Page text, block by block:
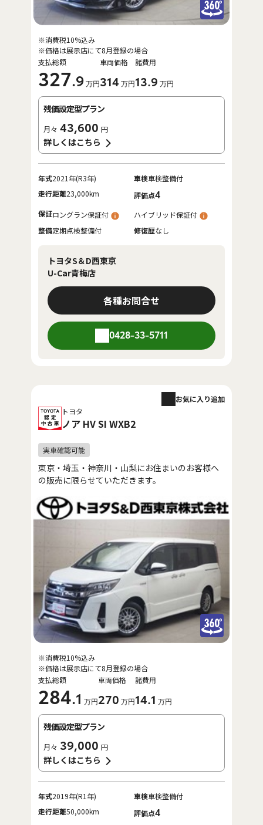
支払総額
327.9 万円
車両価格
314 万円
諸費用
13.9 万円
※消費税10%込み
※価格は展示店にて8月登録の場合
残価設定型プラン
月々 43,600 円
詳しくはこちら
年式2021年(R3年) 車検車検整備付
走行距離23,000km 評価点4
保証ロングラン保証付
ハイブリッド保証付
整備定期点検整備付 修復歴なし
トヨタS＆D西東京
U-Car青梅店
各種お問合せ
0428-33-5711
トヨタ
ノア HV SI WXB2
お気に入り追加
東京・埼玉・神奈川・山梨にお住まいのお客様へ
の販売に限らせていただきます。
支払総額
284.1 万円
車両価格
270 万円
諸費用
14.1 万円
※消費税10%込み
※価格は展示店にて8月登録の場合
残価設定型プラン
月々 39,000 円
詳しくはこちら
年式2019年(R1年) 車検車検整備付
走行距離50,000km 評価点4